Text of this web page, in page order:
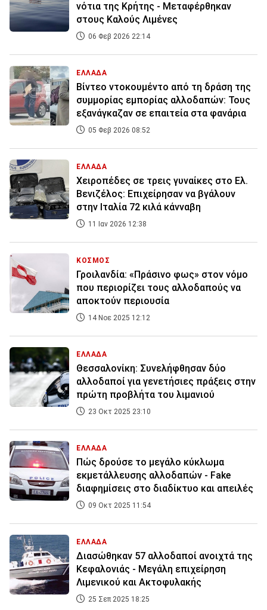
νότια της Κρήτης - Μεταφέρθηκαν
στους Καλούς Λιμένες
06 Φεβ 2026 22:14
ΕΛΛΑΔΑ
Βίντεο ντοκουμέντο από τη δράση της
συμμορίας εμπορίας αλλοδαπών: Τους
εξανάγκαζαν σε επαιτεία στα φανάρια
05 Φεβ 2026 08:52
ΕΛΛΑΔΑ
Χειροπέδες σε τρεις γυναίκες στο Ελ.
Βενιζέλος: Επιχείρησαν να βγάλουν
στην Ιταλία 72 κιλά κάνναβη
11 Ιαν 2026 12:38
ΚΟΣΜΟΣ
Γροιλανδία: «Πράσινο φως» στον νόμο
που περιορίζει τους αλλοδαπούς να
αποκτούν περιουσία
14 Νοε 2025 12:12
ΕΛΛΑΔΑ
Θεσσαλονίκη: Συνελήφθησαν δύο
αλλοδαποί για γενετήσιες πράξεις στην
πρώτη προβλήτα του λιμανιού
23 Οκτ 2025 23:10
ΕΛΛΑΔΑ
Πώς δρούσε το μεγάλο κύκλωμα
εκμετάλλευσης αλλοδαπών - Fake
διαφημίσεις στο διαδίκτυο και απειλές
09 Οκτ 2025 11:54
ΕΛΛΑΔΑ
Διασώθηκαν 57 αλλοδαποί ανοιχτά της
Κεφαλονιάς - Μεγάλη επιχείρηση
Λιμενικού και Ακτοφυλακής
25 Σεπ 2025 18:25